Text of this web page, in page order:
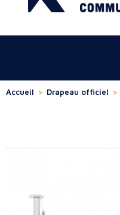
Accueil > Drapeau officiel >